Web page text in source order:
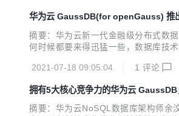
华为云 GaussDB(for openGauss) 推
摘要：华为云新一代金融级分布式数
何时候都要来得迅猛一些，数据库技
可用组件等多个重大内核...
2021-07-18 09:05:04 1 评论
拥有5大核心竞争力的华为云
摘要：华为云NoSQL数据库架构师余